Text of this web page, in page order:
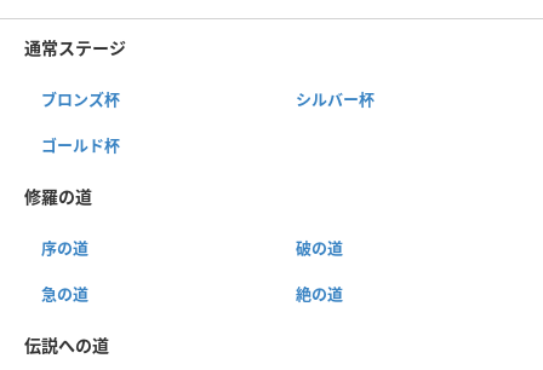
通常ステージ
ブロンズ杯 シルバー杯
ゴールド杯
修羅の道
序の道 破の道
急の道 絶の道
伝説への道